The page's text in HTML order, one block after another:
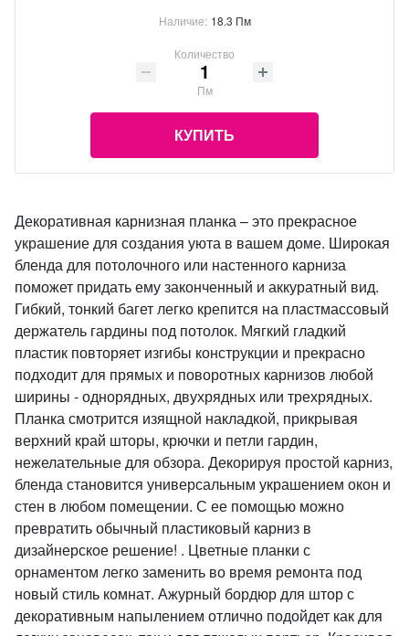
Наличие: 18.3 Пм
Количество
Пм
КУПИТЬ
Декоративная карнизная планка – это прекрасное
украшение для создания уюта в вашем доме. Широкая
бленда для потолочного или настенного карниза
поможет придать ему законченный и аккуратный вид.
Гибкий, тонкий багет легко крепится на пластмассовый
держатель гардины под потолок. Мягкий гладкий
пластик повторяет изгибы конструкции и прекрасно
подходит для прямых и поворотных карнизов любой
ширины - однорядных, двухрядных или трехрядных.
Планка смотрится изящной накладкой, прикрывая
верхний край шторы, крючки и петли гардин,
нежелательные для обзора. Декорируя простой карниз,
бленда становится универсальным украшением окон и
стен в любом помещении. С ее помощью можно
превратить обычный пластиковый карниз в
дизайнерское решение! . Цветные планки с
орнаментом легко заменить во время ремонта под
новый стиль комнат. Ажурный бордюр для штор с
декоративным напылением отлично подойдет как для